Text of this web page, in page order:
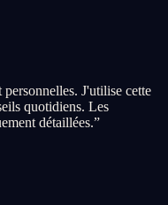
J'utilise cette
quotidiens. Les
détaillées.”